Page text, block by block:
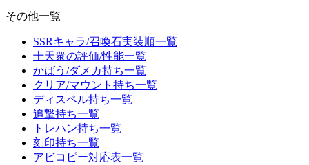
その他一覧
SSRキャラ/召喚石実装順一覧
十天衆の評価/性能一覧
かばう/ダメカ持ち一覧
クリア/マウント持ち一覧
ディスペル持ち一覧
追撃持ち一覧
トレハン持ち一覧
刻印持ち一覧
アビコピー対応表一覧